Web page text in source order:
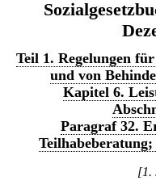
Teil 1. Regelungen
und von
Kapitel 6.
Paragraf 32.
[1.